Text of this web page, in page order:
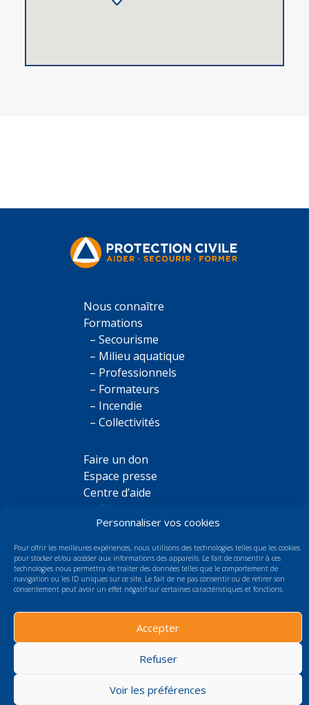
Personnaliser vos cookies
Pour offrir les meilleures expériences, nous utilisons des technologies telles que les cookies
pour stocker et/ou accéder aux informations des appareils. Le fait de consentir à ces
technologies nous permettra de traiter des données telles que le comportement de
navigation ou les ID uniques sur ce site. Le fait de ne pas consentir ou de retirer son
consentement peut avoir un effet négatif sur certaines caractéristiques et fonctions.
Accepter
Refuser
Voir les préférences
Nous connaître
Formations
– Secourisme
– Milieu aquatique
– Professionnels
– Formateurs
– Incendie
– Collectivités
Faire un don
Espace presse
Centre d’aide
Chiffres clés
Les taux de réussite
Des questions ?
Consulter le centre d'aide
Informations situation de handicap
© 2024 Fédération Nationale de la Protection Civile |